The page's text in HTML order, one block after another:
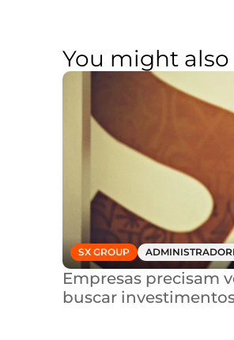
You might also
SX GROUP
Empresas precisam
buscar